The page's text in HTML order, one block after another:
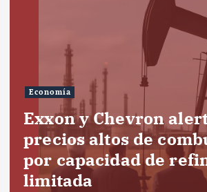
Economía
Exxon y Chevron
precios altos de
por capacidad de
limitada